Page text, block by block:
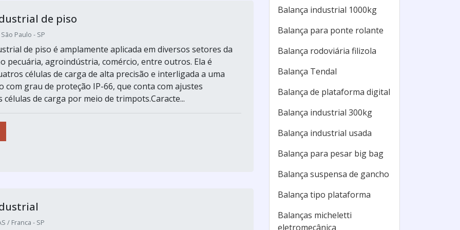
de piso
Paulo - SP
de piso é amplamente aplicada em diversos setores da
pecuária, agroindústria, comércio, entre outros. Ela é
células de carga de alta precisão e interligada a uma
com grau de proteção IP-66, que conta com ajustes
células de carga por meio de trimpots.Caracte...
/ Franca - SP
Balança industrial 1000kg
Balança para ponte rolante
Balança rodoviária filizola
Balança Tendal
Balança de plataforma digital
Balança industrial 300kg
Balança industrial usada
Balança para pesar big bag
Balança suspensa de gancho
Balança tipo plataforma
Balanças micheletti
eletromecânica